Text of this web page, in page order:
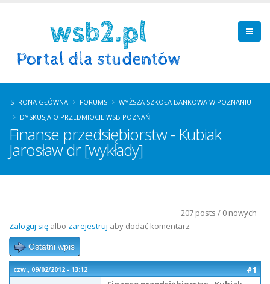
STRONA GŁÓWNA FORUMS
WYŻSZA SZKOŁA BANKOWA W POZNANIU
DYSKUSJA O PRZEDMIOCIE WSB POZNAŃ
Finanse przedsiębiorstw - Kubiak
Jarosław dr [wykłady]
207 posts / 0 nowych
Zaloguj się albo zarejestruj aby dodać komentarz
Ostatni wpis
czw., 09/02/2012 - 13:12
#1